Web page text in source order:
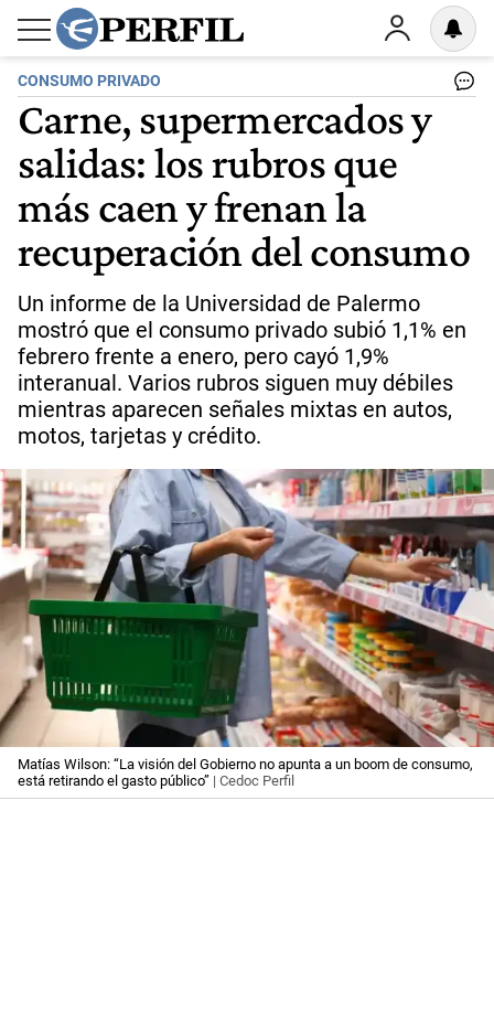
CONSUMO PRIVADO
Carne, supermercados y
salidas: los rubros que
más caen y frenan la
recuperación del consumo
Un informe de la Universidad de Palermo
mostró que el consumo privado subió 1,1% en
febrero frente a enero, pero cayó 1,9%
interanual. Varios rubros siguen muy débiles
mientras aparecen señales mixtas en autos,
motos, tarjetas y crédito.
Matías Wilson: “La visión del Gobierno no apunta a un boom de consumo,
está retirando el gasto público” | Cedoc Perfil